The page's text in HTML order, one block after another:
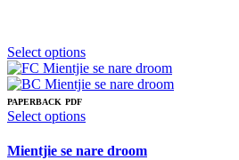
Select optionsThis
product
has
variants.
options
PAPERBACK PDF
Select optionsThis
has
Mientjie se nare droom